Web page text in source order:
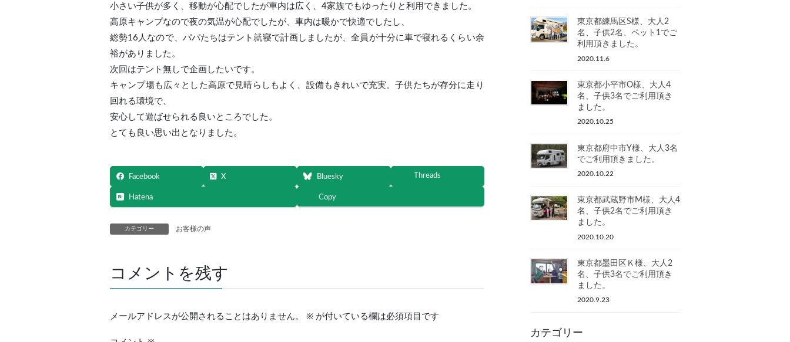
小さい子供が多く、移動が心配でしたが車内は広く、4家族でもゆったりと利用できました。
高原キャンプなので夜の気温が心配でしたが、車内は暖かで快適でしたし、
総勢16人なので、パパたちはテント就寝で計画しましたが、全員が十分に車で寝れるくらい余
裕がありました。
次回はテント無しで企画したいです。
キャンプ場も広々とした高原で見晴らしもよく、設備もきれいで充実。子供たちが存分に走り
回れる環境で、
安心して遊ばせられる良いところでした。
とても良い思い出となりました。
Facebook X Bluesky Threads
Hatena Copy
カテゴリー お客様の声
コメントを残す
メールアドレスが公開されることはありません。 ※ が付いている欄は必須項目です
東京都練馬区S様、大人2
名、子供2名、ペット1でご
利用頂きました。
2020.11.6
東京都小平市O様、大人4
名、子供3名でご利用頂き
ました。
2020.10.25
東京都府中市Y様、大人3名
でご利用頂きました。
2020.10.22
東京都武蔵野市M様、大人4
名、子供2名でご利用頂き
ました。
2020.10.20
東京都墨田区Ｋ様、大人2
名、子供3名でご利用頂き
ました。
2020.9.23
カテゴリー